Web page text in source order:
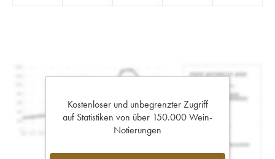
Kostenloser und unbegrenzter Zugriff
auf Statistiken von über 150.000 Wein-
Notierungen